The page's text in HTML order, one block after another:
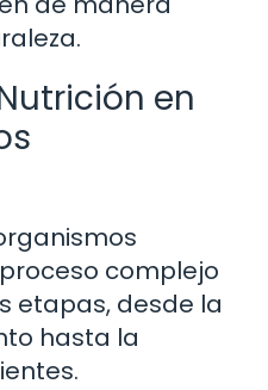
en
complejo
etapas, desde la
hasta la